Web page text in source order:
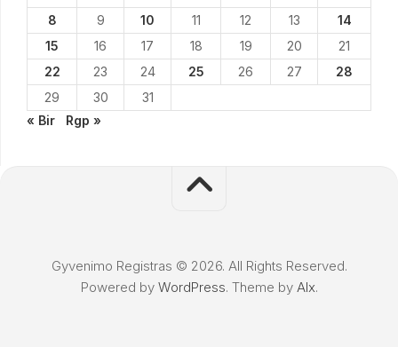
8
9 10 11 12 13
14
15
16 17 18 19 20
21
22
23 24 25 26 27
28
29
30
31
« Bir
Rgp »
Gyvenimo Registras © 2026. All Rights Reserved.
Powered by WordPress. Theme by Alx.